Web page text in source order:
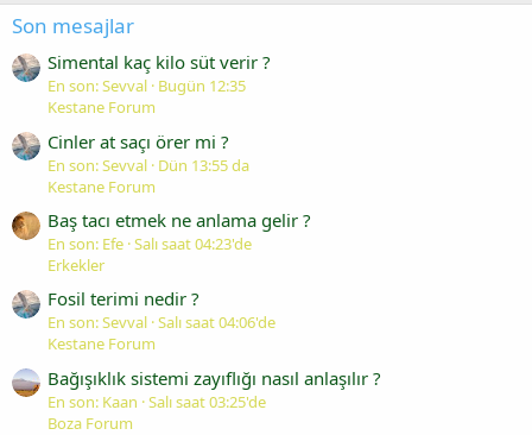
Son mesajlar
Simental kaç kilo süt verir ?
En son: Sevval Bugün 12:35
Kestane Forum
Cinler at saçı örer mi ?
En son: Sevval Dün 13:55 da
Kestane Forum
Baş tacı etmek ne anlama gelir ?
En son: Efe Salı saat 04:23'de
Erkekler
Fosil terimi nedir ?
En son: Sevval Salı saat 04:06'de
Kestane Forum
Bağışıklık sistemi zayıflığı nasıl anlaşılır ?
En son: Kaan Salı saat 03:25'de
Boza Forum